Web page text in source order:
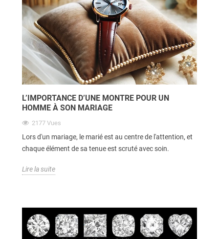
L’IMPORTANCE D’UNE MONTRE POUR UN
HOMME À SON MARIAGE
2177 Vues
Lors d'un mariage, le marié est au centre de l'attention, et
chaque élément de sa tenue est scruté avec soin.
Lire la suite